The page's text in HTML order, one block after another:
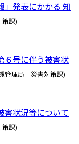
」発表にかかる 知
課)
６号に伴う被害状
管理局 災害対策課)
害状況等について
課)